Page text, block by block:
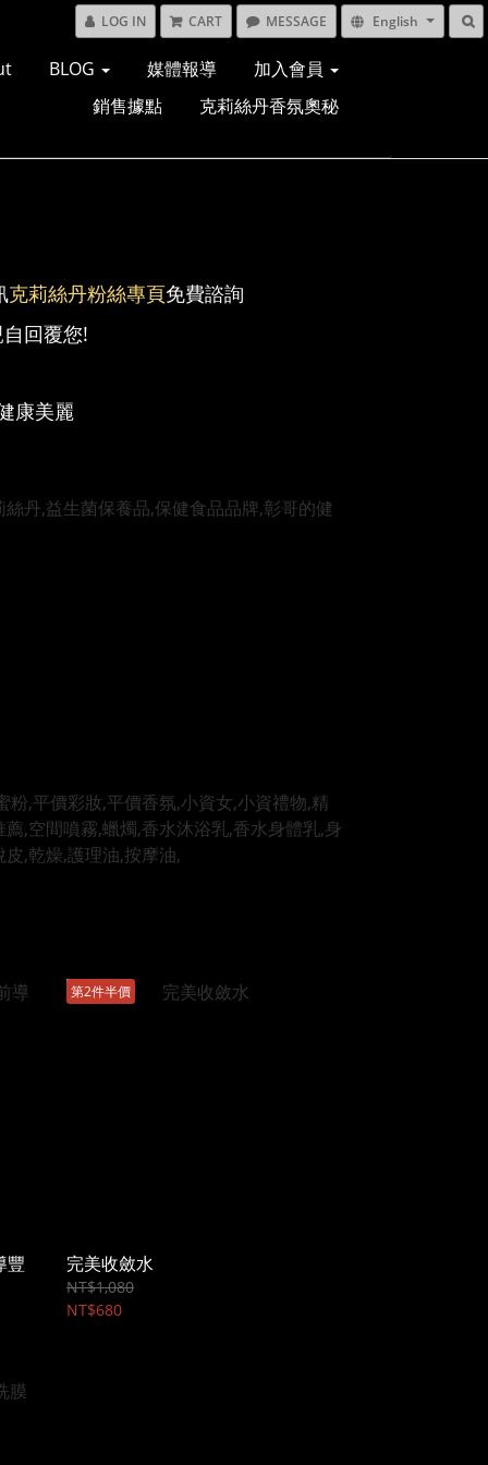
LOG IN CART MESSAGE English
BLOG 媒體報導
加入會員
銷售據點
克莉絲丹香氛奧秘
克莉絲丹粉絲專頁免費諮詢
回覆您!
康美麗
豐
第2件半價
完美收斂水
NT$1,080
NT$680